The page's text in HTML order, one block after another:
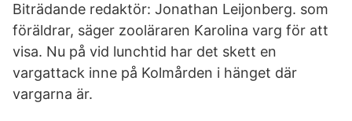
Biträdande redaktör: Jonathan Leijonberg. som
föräldrar, säger zooläraren Karolina varg för att
visa. Nu på vid lunchtid har det skett en
vargattack inne på Kolmården i hänget där
vargarna är.